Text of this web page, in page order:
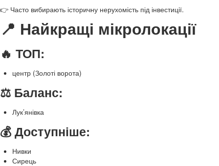
👉 Часто вибирають історичну нерухомість під інвестиції.
📍 Найкращі мікролокації
🔥 ТОП:
центр (Золоті ворота)
⚖️ Баланс:
Лук’янівка
💰 Доступніше:
Нивки
Сирець